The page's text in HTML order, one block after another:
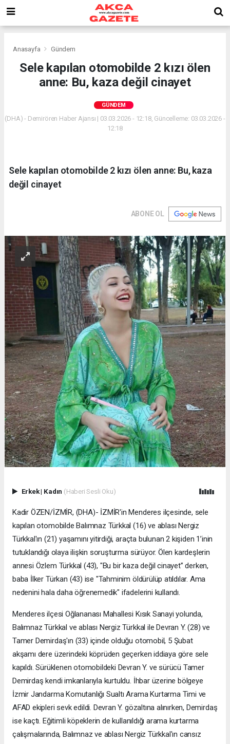
Anasayfa Gündem
Sele kapılan otomobilde 2 kızı ölen
anne: Bu, kaza değil cinayet
GÜNDEM
(DHA) - Demirören Haber Ajansı | 03.03.2026 - 12:18, Güncelleme: 03.03.2026 -
12:18
Sele kapılan otomobilde 2 kızı ölen anne: Bu, kaza
değil cinayet
ABONE OL
Erkek| Kadın (Haberi Sesli Oku)
Kadir ÖZEN/İZMİR, (DHA)- İZMİR'in Menderes ilçesinde, sele
kapılan otomobilde Balımnaz Türkkal (16) ve ablası Nergiz
Türkkal'ın (21) yaşamını yitirdiği, araçta bulunan 2 kişiden 1’inin
tutuklandığı olaya ilişkin soruşturma sürüyor. Ölen kardeşlerin
annesi Özlem Türkkal (43), "Bu bir kaza değil cinayet” derken,
baba İlker Türkan (43) ise "Tahminim öldürülüp atıldılar. Ama
nedenini hala daha öğrenemedik" ifadelerini kullandı.
Menderes ilçesi Oğlananası Mahallesi Kısık Sanayi yolunda,
Balımnaz Türkkal ve ablası Nergiz Türkkal ile Devran Y. (28) ve
Tamer Demirdaş'ın (33) içinde olduğu otomobil, 5 Şubat
akşamı dere üzerindeki köprüden geçerken iddiaya göre sele
kapıldı. Sürüklenen otomobildeki Devran Y. ve sürücü Tamer
Demirdaş kendi imkanlarıyla kurtuldu. İhbar üzerine bölgeye
İzmir Jandarma Komutanlığı Sualtı Arama Kurtarma Timi ve
AFAD ekipleri sevk edildi. Devran Y. gözaltına alınırken, Demirdaş
ise kaçtı. Eğitimli köpeklerin de kullanıldığı arama kurtarma
çalışmalarında, Balımnaz ve ablası Nergiz Türkkal'ın cansız